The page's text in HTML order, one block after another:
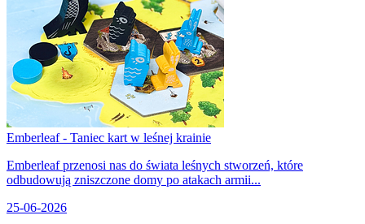
Emberleaf - Taniec kart w leśnej krainie
Emberleaf przenosi nas do świata leśnych stworzeń, które
odbudowują zniszczone domy po atakach armii...
25-06-2026